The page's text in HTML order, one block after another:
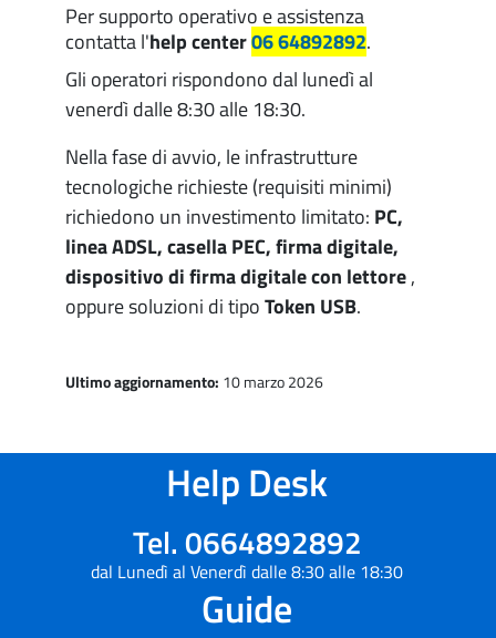
Per supporto operativo e assistenza
contattal'help center06 64892892.
Gli operatori rispondono dal lunedì al
venerdì dalle 8:30 alle 18:30.
Nella fase di avvio, le infrastrutture
tecnologiche richieste (requisiti minimi)
richiedono un investimento limitato: PC,
linea ADSL, casella PEC, firma digitale,
dispositivo di firma digitale con lettore,
oppure soluzioni di tipoToken USB.
Ultimo aggiornamento: 10 marzo 2026
Help Desk
Tel. 0664892892
dal Lunedì al Venerdì dalle 8:30 alle 18:30
Guide